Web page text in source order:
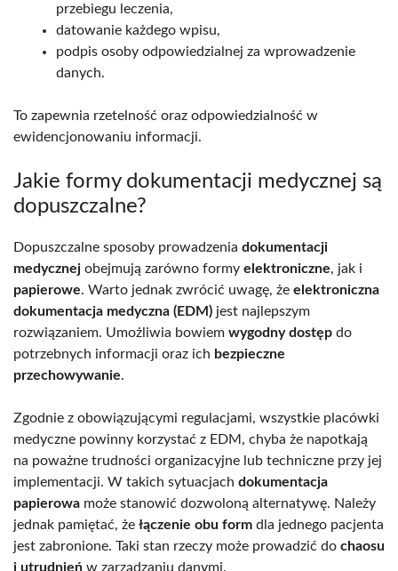
przebiegu leczenia,
datowanie każdego wpisu,
podpis osoby odpowiedzialnej za wprowadzenie
danych.
To zapewnia rzetelność oraz odpowiedzialność w
ewidencjonowaniu informacji.
Jakie formy dokumentacji medycznej są
dopuszczalne?
Dopuszczalne sposoby prowadzenia dokumentacji
medycznej obejmują zarówno formy elektroniczne, jak i
papierowe. Warto jednak zwrócić uwagę, że elektroniczna
dokumentacja medyczna (EDM) jest najlepszym
rozwiązaniem. Umożliwia bowiem wygodny dostęp do
potrzebnych informacji oraz ich bezpieczne
przechowywanie.
Zgodnie z obowiązującymi regulacjami, wszystkie placówki
medyczne powinny korzystać z EDM, chyba że napotkają
na poważne trudności organizacyjne lub techniczne przy jej
implementacji. W takich sytuacjach dokumentacja
papierowa może stanowić dozwoloną alternatywę. Należy
jednak pamiętać, że łączenie obu form dla jednego pacjenta
jest zabronione. Taki stan rzeczy może prowadzić do chaosu
i utrudnień w zarządzaniu danymi.